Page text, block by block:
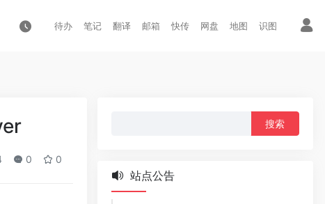
待办 笔记 翻译 邮箱 快传 网盘 地图 识图
0 0
站点公告